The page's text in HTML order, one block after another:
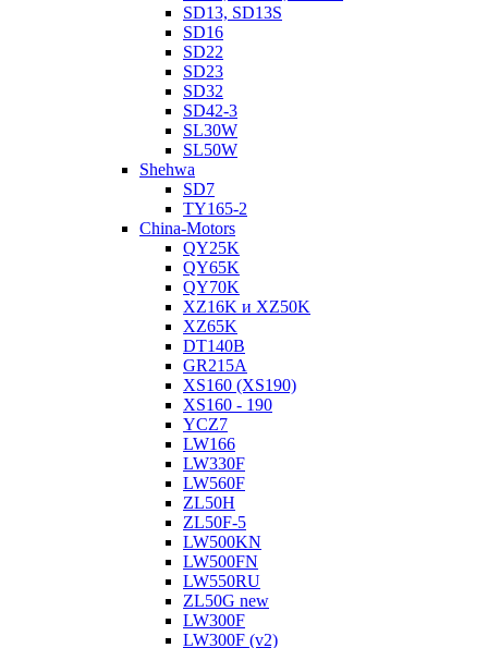
SD13, SD13S
SD16
SD22
SD23
SD32
SD42-3
SL30W
SL50W
Shehwa
SD7
TY165-2
China-Motors
QY25K
QY65K
QY70K
XZ16K и XZ50K
XZ65K
DT140B
GR215A
XS160 (XS190)
XS160 - 190
YCZ7
LW166
LW330F
LW560F
ZL50H
ZL50F-5
LW500KN
LW500FN
LW550RU
ZL50G new
LW300F
LW300F (v2)